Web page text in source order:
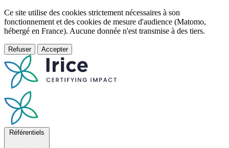
Ce site utilise des cookies strictement nécessaires à son
fonctionnement et des cookies de mesure d'audience (Matomo,
hébergé en France). Aucune donnée n'est transmise à des tiers.
Refuser Accepter
Référentiels